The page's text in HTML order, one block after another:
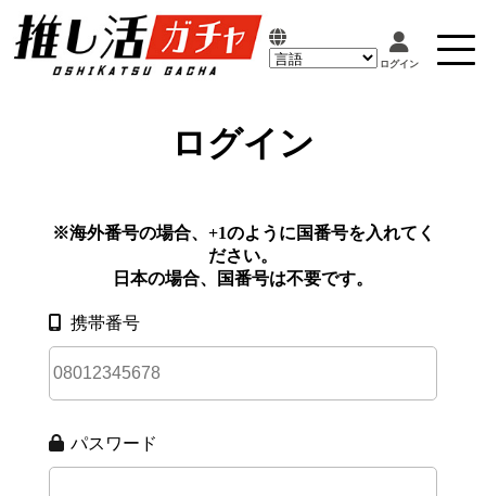
ログイン
※海外番号の場合、+1のように国番号を入れてく
ださい。
日本の場合、国番号は不要です。
携帯番号
パスワード